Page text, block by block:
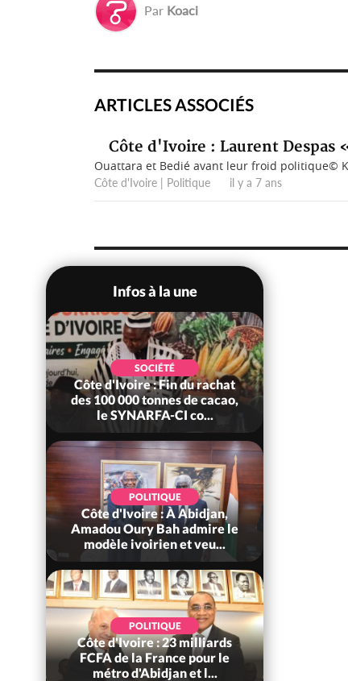
Par Koaci
ARTICLES ASSOCIÉS
Côte d'Ivoire : Laurent Despas
Ouattara et Bedié avant leur froid politique©
Côte d'Ivoire | Politique il y a 7 ans
Infos à la une
SOCIÉTÉ
Côte d'Ivoire : Fin du rachat
des 100 000 tonnes de cacao,
le SYNARFA-CI co...
POLITIQUE
Côte d'Ivoire : À Abidjan,
Amadou Oury Bah admire le
modèle ivoirien et veu...
POLITIQUE
Côte d'Ivoire : 23 milliards
FCFA de la France pour le
métro d'Abidjan et l...